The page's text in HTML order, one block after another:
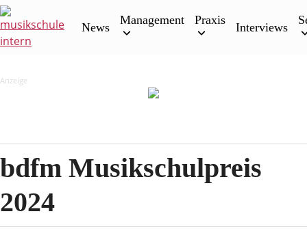
Skip
to
content
News
Management Praxis
Interviews
Anzeige
bdfm Musikschulpreis
2024